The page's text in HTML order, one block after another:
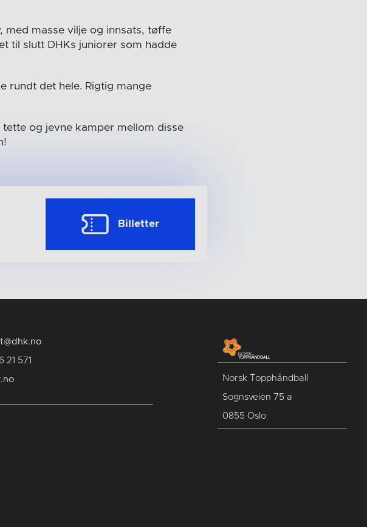
med masse vilje og innsats, tøffe
til slutt DHKs juniorer som hadde
rundt det hele. Rigtig mange
og jevne kamper mellom disse
Billetter
21 571
Norsk Topphåndball
Sognsveien 75 a
0855 Oslo